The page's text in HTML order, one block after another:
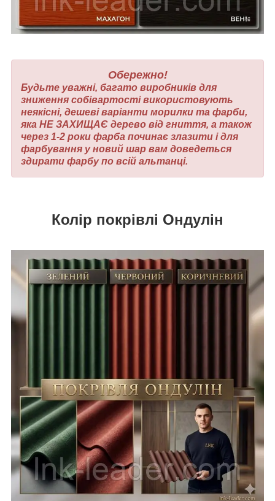
Обережно!
Будьте уважні, багато виробників для
зниження собівартості використовують
неякісні, дешеві варіанти морилки та фарби,
яка НЕ ЗАХИЩАЄ дерево від гниття, а також
через 1-2 роки фарба починає злазити і для
фарбування у новий шар вам доведеться
здирати фарбу по всій альтанці.
Колір покрівлі Ондулін